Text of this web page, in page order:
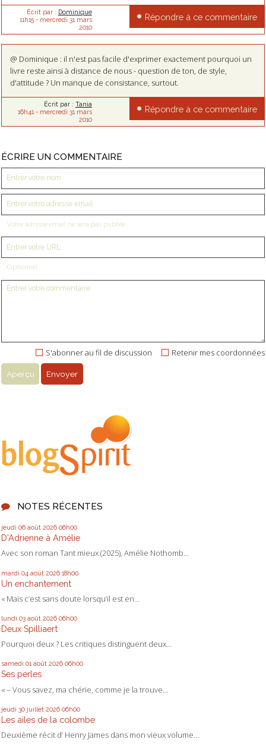
NOTES RÉCENTES
jeudi 06 août 2026 06h00
D'Adrienne à Amélie
Avec son roman Tant mieux (2025), Amélie Nothomb...
mardi 04 août 2026 18h00
Un enchantement
« Mais c’est sans doute lorsqu’il est en...
lundi 03 août 2026 06h00
Deux Spilliaert
Pourquoi deux ? Les critiques distinguent deux...
samedi 01 août 2026 06h00
Ses perles
« – Vous savez, ma chérie, comme je la trouve...
jeudi 30 juillet 2026 06h00
Les ailes de la colombe
Deuxième récit d’ Henry James dans mon vieux volume...
Écrit par : Dominique
11h15- mercredi 31 mars
2010
Répondre à ce commentaire
@ Dominique : il n'est pas facile d'exprimer exactement pourquoi un
livre reste ainsi à distance de nous - question de ton, de style,
d'attitude ? Un manque de consistance, surtout.
Écrit par : Tania
16h41 - mercredi 31 mars
2010
Répondre à ce commentaire
ÉCRIRE UN COMMENTAIRE
Votre adresse email ne sera pas publiée
Optionnel
Retenir mes coordonnées
S'abonner au fil de discussion